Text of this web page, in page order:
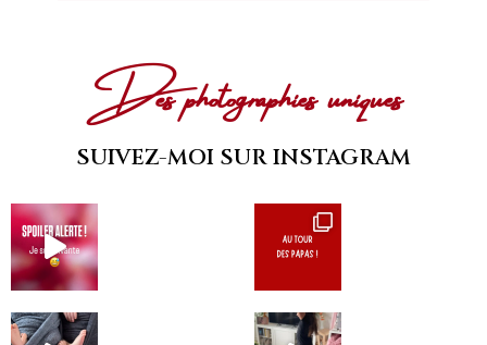
Des photographies uniques
SUIVEZ-MOI SUR INSTAGRAM